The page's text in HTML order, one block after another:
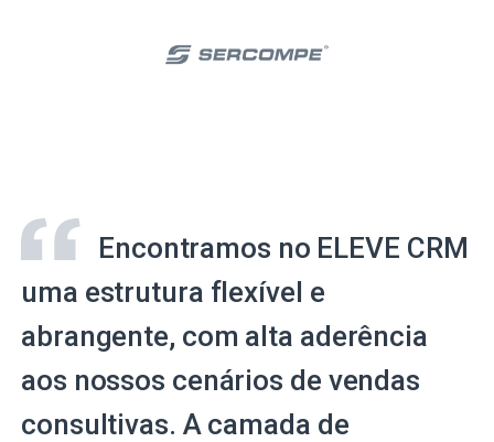
Encontramos no ELEVE CRM
uma estrutura flexível e
abrangente, com alta aderência
aos nossos cenários de vendas
consultivas. A camada de